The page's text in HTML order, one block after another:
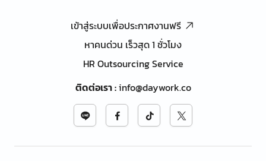
เข้าสู่ระบบเพื่อประกาศงานฟรี
หาคนด่วน เร็วสุด 1 ชั่วโมง
HR Outsourcing Service
ติดต่อเรา:info@daywork.co